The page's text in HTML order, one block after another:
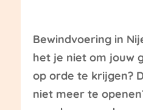
Bewindvoering in
het je niet om jouw
op orde te krijgen?
niet meer te